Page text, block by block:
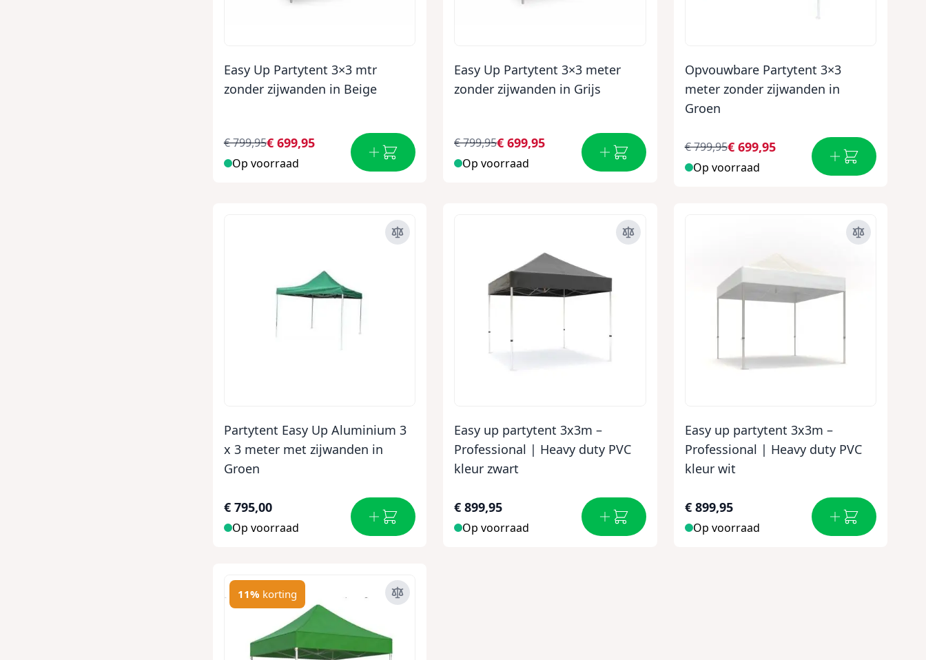
Easy Up Partytent 3×3 mtr
zonder zijwanden in Beige
€ 699,95
€ 799,95
Op voorraad
Easy Up Partytent 3×3 meter
zonder zijwanden in Grijs
€ 699,95
€ 799,95
Op voorraad
Opvouwbare Partytent 3×3
meter zonder zijwanden in
Groen
€ 699,95
€ 799,95
Op voorraad
Partytent Easy Up Aluminium 3
x 3 meter met zijwanden in
Groen
€ 795,00
Op voorraad
Easy up partytent 3x3m –
Professional | Heavy duty PVC
kleur zwart
€ 899,95
Op voorraad
Easy up partytent 3x3m –
Professional | Heavy duty PVC
kleur wit
€ 899,95
Op voorraad
11% korting